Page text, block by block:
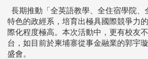
長期推動「全英語教學、全住宿學院、
特色的政經系，培育出極具國際競爭力
際化程度極高。本次活動中，更有校友
台，如目前於柬埔寨從事金融業的郭宇
盛會。